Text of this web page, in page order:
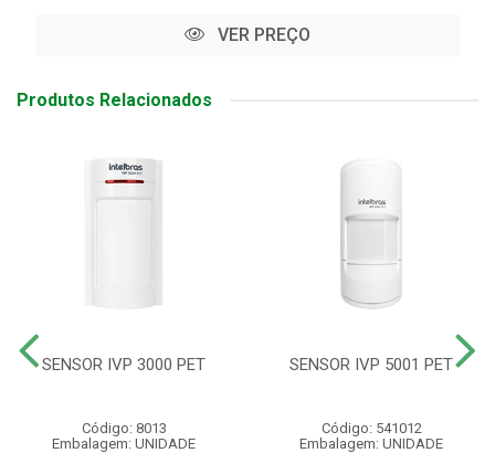
VER PREÇO
Produtos Relacionados
SENSOR IVP 3000 PET
Código: 8013
Embalagem: UNIDADE
SENSOR IVP 5001 PET
Código: 541012
Embalagem: UNIDADE